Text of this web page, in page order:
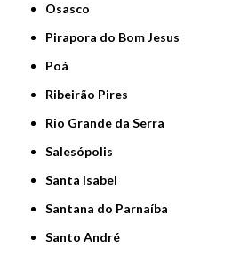
Osasco
Pirapora do Bom Jesus
Poá
Ribeirão Pires
Rio Grande da Serra
Salesópolis
Santa Isabel
Santana do Parnaíba
Santo André